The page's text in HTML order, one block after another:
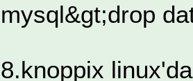
mysql&gt;drop
8.knoppix